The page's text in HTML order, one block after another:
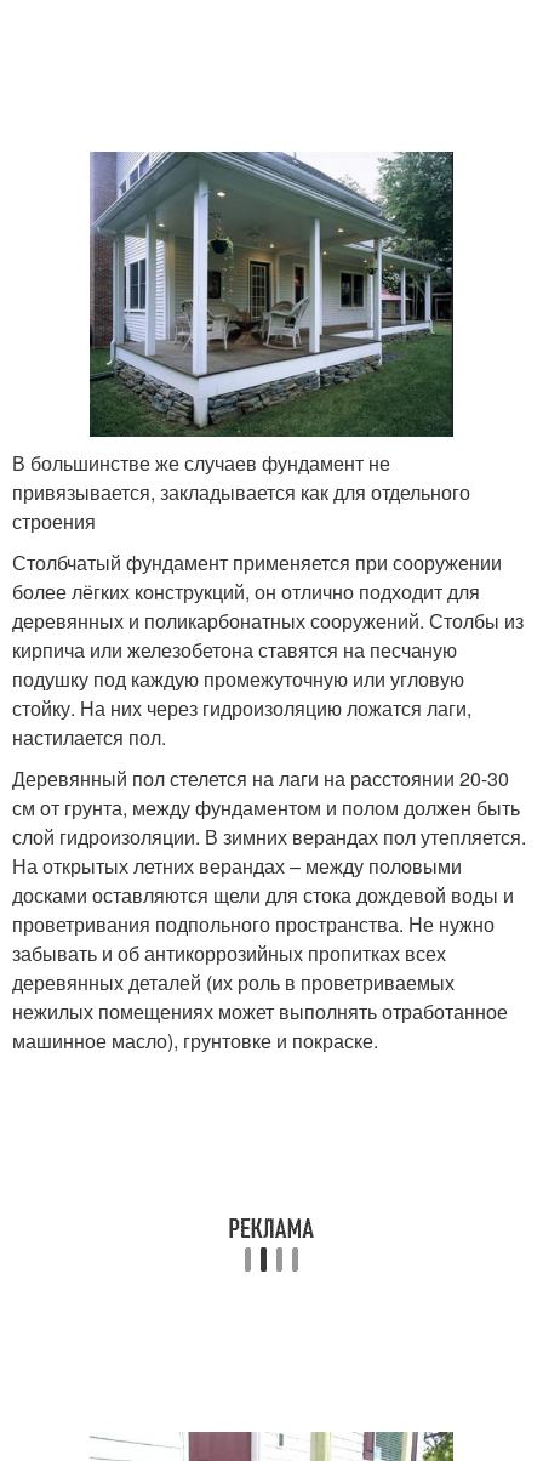
В большинстве же случаев фундамент не
привязывается, закладывается как для отдельного
строения
Столбчатый фундамент применяется при сооружении
более лёгких конструкций, он отлично подходит для
деревянных и поликарбонатных сооружений. Столбы из
кирпича или железобетона ставятся на песчаную
подушку под каждую промежуточную или угловую
стойку. На них через гидроизоляцию ложатся лаги,
настилается пол.
Деревянный пол стелется на лаги на расстоянии 20-30
см от грунта, между фундаментом и полом должен быть
слой гидроизоляции. В зимних верандах пол утепляется.
На открытых летних верандах – между половыми
досками оставляются щели для стока дождевой воды и
проветривания подпольного пространства. Не нужно
забывать и об антикоррозийных пропитках всех
деревянных деталей (их роль в проветриваемых
нежилых помещениях может выполнять отработанное
машинное масло), грунтовке и покраске.